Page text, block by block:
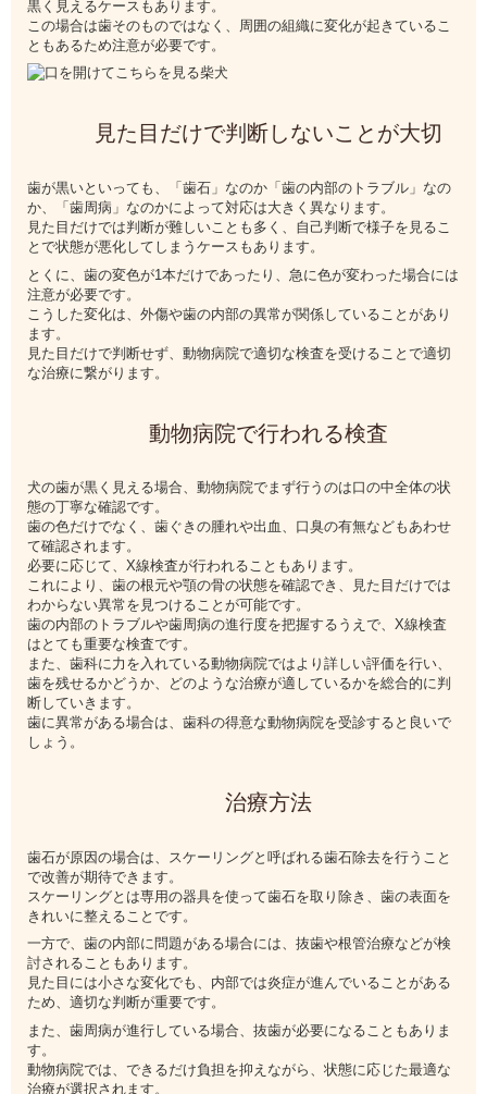
黒く見えるケースもあります。
この場合は歯そのものではなく、周囲の組織に変化が起きているこ
ともあるため注意が必要です。
見た目だけで判断しないことが大切
歯が黒いといっても、「歯石」なのか「歯の内部のトラブル」なの
か、「歯周病」なのかによって対応は大きく異なります。
見た目だけでは判断が難しいことも多く、自己判断で様子を見るこ
とで状態が悪化してしまうケースもあります。
とくに、歯の変色が1本だけであったり、急に色が変わった場合には
注意が必要です。
こうした変化は、外傷や歯の内部の異常が関係していることがあり
ます。
見た目だけで判断せず、動物病院で適切な検査を受けることで適切
な治療に繋がります。
動物病院で行われる検査
犬の歯が黒く見える場合、動物病院でまず行うのは口の中全体の状
態の丁寧な確認です。
歯の色だけでなく、歯ぐきの腫れや出血、口臭の有無などもあわせ
て確認されます。
必要に応じて、X線検査が行われることもあります。
これにより、歯の根元や顎の骨の状態を確認でき、見た目だけでは
わからない異常を見つけることが可能です。
歯の内部のトラブルや歯周病の進行度を把握するうえで、X線検査
はとても重要な検査です。
また、歯科に力を入れている動物病院ではより詳しい評価を行い、
歯を残せるかどうか、どのような治療が適しているかを総合的に判
断していきます。
歯に異常がある場合は、歯科の得意な動物病院を受診すると良いで
しょう。
治療方法
歯石が原因の場合は、スケーリングと呼ばれる歯石除去を行うこと
で改善が期待できます。
スケーリングとは専用の器具を使って歯石を取り除き、歯の表面を
きれいに整えることです。
一方で、歯の内部に問題がある場合には、抜歯や根管治療などが検
討されることもあります。
見た目には小さな変化でも、内部では炎症が進んでいることがある
ため、適切な判断が重要です。
また、歯周病が進行している場合、抜歯が必要になることもありま
す。
動物病院では、できるだけ負担を抑えながら、状態に応じた最適な
治療が選択されます。